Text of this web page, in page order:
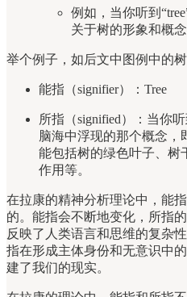
例如，当你听到
关于树的形象和概念
举个例子，如后文中图例中的树
能指（signifier）：Tree
所指（signified）：当你
脑海中浮现的那个概念，
能包括树的绿色叶子、树
作用等。
在拉康的精神分析理论中，能
的。能指会不断地变化，所指
反映了人类语言和思维的复杂
指在形成主体身份和无意识中
建了我们的现实。